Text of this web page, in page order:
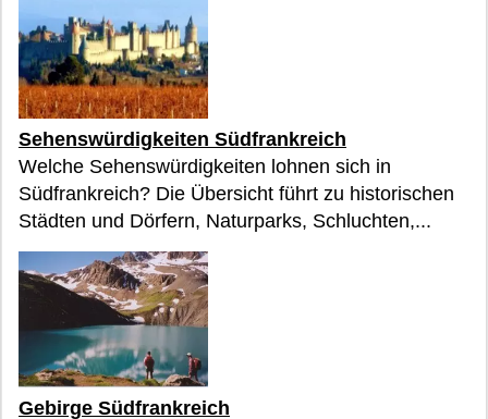
Sehenswürdigkeiten Südfrankreich
Welche Sehenswürdigkeiten lohnen sich in
Südfrankreich? Die Übersicht führt zu historischen
Städten und Dörfern, Naturparks, Schluchten,...
Gebirge Südfrankreich